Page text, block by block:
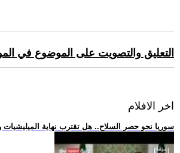
التعليق والتصويت على الموضوع في
اخر الافلام
.. سوريا نحو حصر السلاح.. هل تقترب نهاية